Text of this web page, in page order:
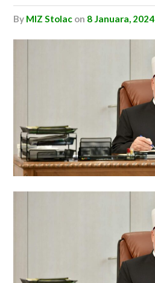
by MIZ Stolac on 8 Januara, 2024